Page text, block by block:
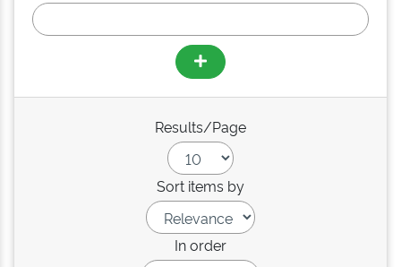
Results/Page
Sort items by
In order